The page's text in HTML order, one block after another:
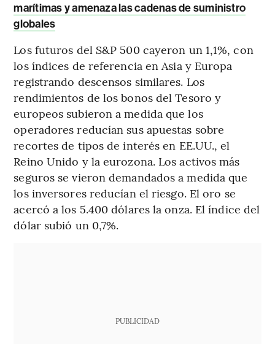
marítimas y amenaza las cadenas de suministro
globales
Los futuros del S&P 500 cayeron un 1,1%, con
los índices de referencia en Asia y Europa
registrando descensos similares. Los
rendimientos de los bonos del Tesoro y
europeos subieron a medida que los
operadores reducían sus apuestas sobre
recortes de tipos de interés en EE.UU., el
Reino Unido y la eurozona. Los activos más
seguros se vieron demandados a medida que
los inversores reducían el riesgo. El oro se
acercó a los 5.400 dólares la onza. El índice del
dólar subió un 0,7%.
PUBLICIDAD